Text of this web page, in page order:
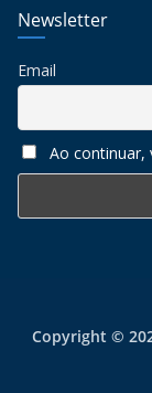
Newsletter
Email
Ao continuar,
Copyright ©